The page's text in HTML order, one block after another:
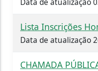
Data de atualização
Lista Inscrições
Data de atualização
CHAMADA